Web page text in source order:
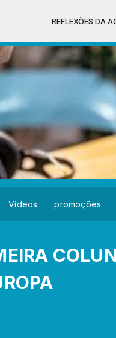
REFLEXÕES DA ACADEMIA
Vídeos promoções